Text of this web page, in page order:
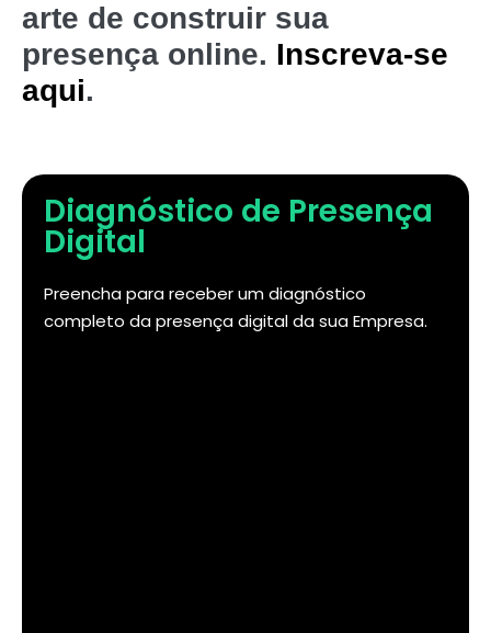
arte de construir sua
presença online. Inscreva-se
aqui.
Diagnóstico de Presença
Digital
Preencha para receber um diagnóstico
completo da presença digital da sua Empresa.